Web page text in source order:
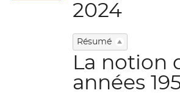
2024
Résumé
La notion
années